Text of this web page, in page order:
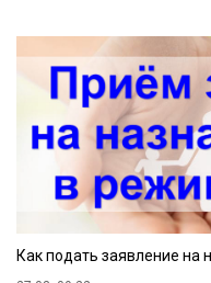
Как подать заявление